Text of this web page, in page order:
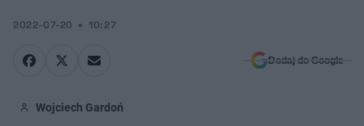
2022-07-20 10:27
Dodaj do Google
Wojciech Gardoń